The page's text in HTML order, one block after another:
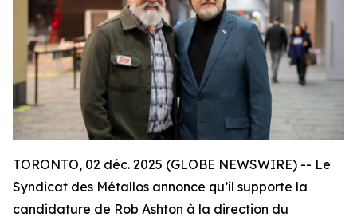
TORONTO, 02 déc. 2025 (GLOBE NEWSWIRE) -- Le
Syndicat des Métallos annonce qu’il supporte la
candidature de Rob Ashton à la direction du